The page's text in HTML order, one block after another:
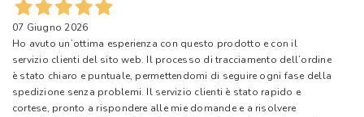
07 Giugno 2026
Ho avuto un’ottima esperienza con questo prodotto e con il
servizio clienti del sito web. Il processo di tracciamento dell’ordine
è stato chiaro e puntuale, permettendomi di seguire ogni fase della
spedizione senza problemi. Il servizio clienti è stato rapido e
cortese, pronto a rispondere alle mie domande e a risolvere